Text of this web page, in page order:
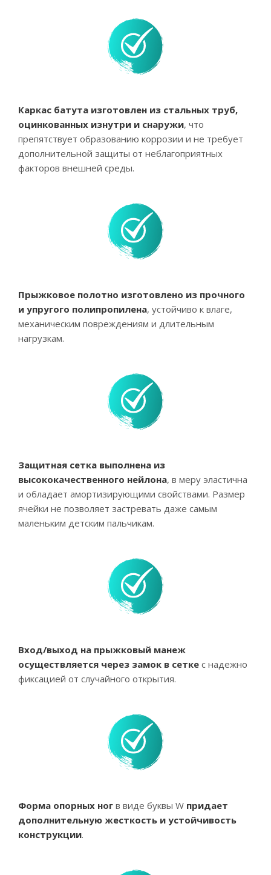
Каркас батута изготовлен из стальных труб,
оцинкованных изнутри и снаружи, что
препятствует образованию коррозии и не требует
дополнительной защиты от неблагоприятных
факторов внешней среды.
Прыжковое полотно изготовлено из прочного
и упругого полипропилена, устойчиво к влаге,
механическим повреждениям и длительным
нагрузкам.
Защитная сетка выполнена из
высококачественного нейлона, в меру эластична
и обладает амортизирующими свойствами. Размер
ячейки не позволяет застревать даже самым
маленьким детским пальчикам.
Вход/выход на прыжковый манеж
осуществляется через замок в сетке с надежно
фиксацией от случайного открытия.
Форма опорных ног в виде буквы W придает
дополнительную жесткость и устойчивость
конструкции.